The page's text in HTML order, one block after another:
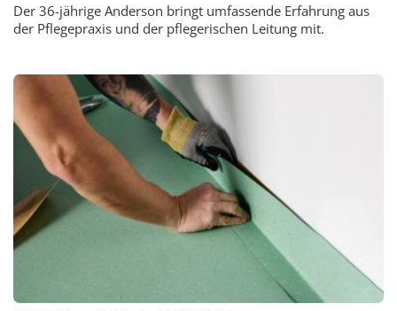
Der 36-jährige Anderson bringt umfassende Erfahrung aus
der Pflegepraxis und der pflegerischen Leitung mit.